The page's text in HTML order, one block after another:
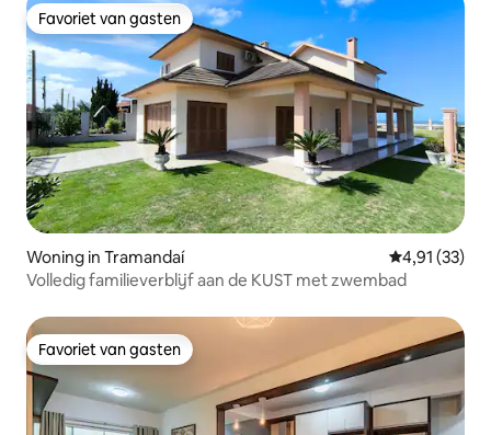
Favoriet van gasten
Favoriet van gasten
Woning in Tramandaí Gemiddelde
4,91 (33)
Volledig familieverblijf aan de KUST met zwembad
Favoriet van gasten
Favoriet van gasten